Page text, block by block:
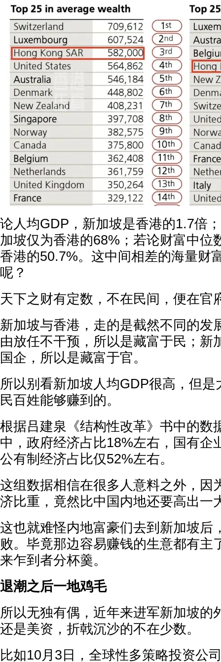
论人均GDP，新加坡是香港的1.7倍
加坡仅为香港的68%；若论财富中位
香港的50.7%。这中间相差的海量财
呢？
天下之财有定数，不在民间，便在官
新加坡与香港，走的是截然不同的发
由放任不干预，所以是藏富于民；新
国企，所以是藏富于官。
所以别看新加坡人均GDP很高，但
民百姓能够赚到的。
根据吕建泉《结构性改革》书中的数
中，政府经济占比18%左右，国有企
公有制经济占比仅52%左右。
这组数据相信在很多人意料之外，因
济比重，竟然比中国内地还要高出一
这也就难怪内地富豪们去到新加坡后
败。毕竟那边容易赚钱的生意都有主
来乍到者分杯羹。
退潮之后一地鸡毛
所以无独有偶，近年来进军新加坡的
还是美资，折戟沉沙的不在少数。
比如10月3日，全球性多策略投资